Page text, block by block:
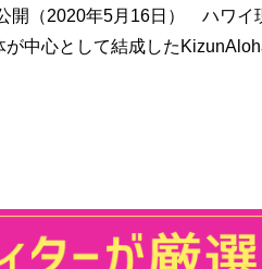
開（2020年5月16日） ハワイ
中心として結成した